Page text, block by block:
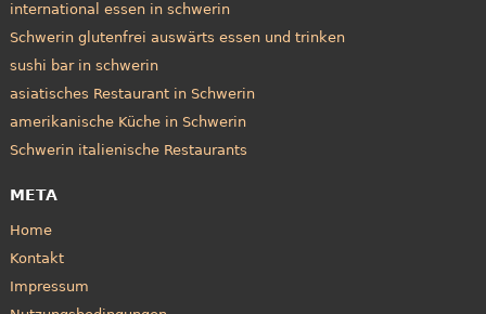
international essen in schwerin
Schwerin glutenfrei auswärts essen und trinken
sushi bar in schwerin
asiatisches Restaurant in Schwerin
amerikanische Küche in Schwerin
Schwerin italienische Restaurants
META
Home
Kontakt
Impressum